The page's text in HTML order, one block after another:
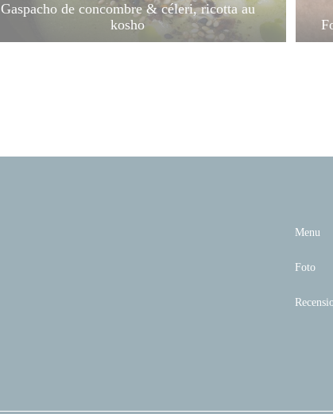
Gaspacho de concombre & céleri, ricotta au
kosho
Menu
Foto